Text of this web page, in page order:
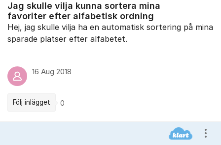
Jag skulle vilja kunna sortera mina
favoriter efter alfabetisk ordning
Hej, jag skulle vilja ha en automatisk sortering på mina
sparade platser efter alfabetet.
16 Aug 2018
Följ inlägget 0